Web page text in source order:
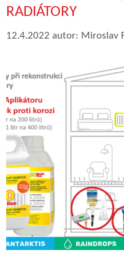
RADIÁTORY
12.4.2022 autor: Miroslav